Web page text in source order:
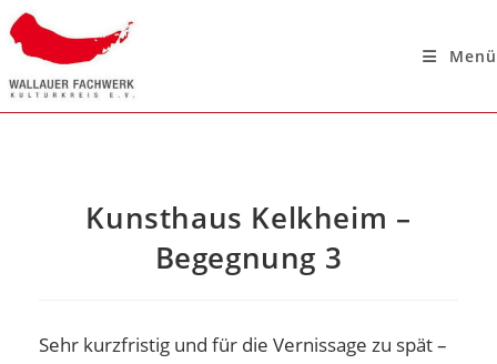
Menü
Kunsthaus Kelkheim –
Begegnung 3
Sehr kurzfristig und für die Vernissage zu spät –